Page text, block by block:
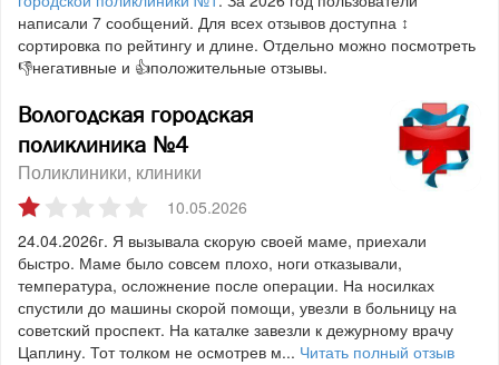
написали 7 сообщений. Для всех отзывов доступна ↕
сортировка по рейтингу и длине. Отдельно можно посмотреть
👎негативные и 👍положительные отзывы.
Вологодская городская
поликлиника №4
Поликлиники, клиники
10.05.2026
24.04.2026г. Я вызывала скорую своей маме, приехали
быстро. Маме было совсем плохо, ноги отказывали,
температура, осложнение после операции. На носилках
спустили до машины скорой помощи, увезли в больницу на
советский проспект. На каталке завезли к дежурному врачу
Цаплину. Тот толком не осмотрев м... Читать полный отзыв